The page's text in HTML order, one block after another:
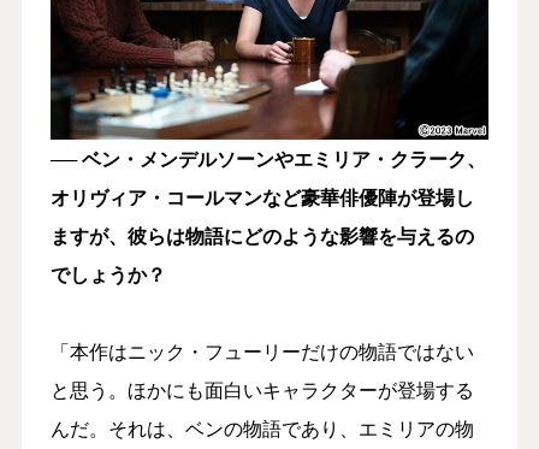
── ベン・メンデルソーンやエミリア・クラーク、
オリヴィア・コールマンなど豪華俳優陣が登場し
ますが、彼らは物語にどのような影響を与えるの
でしょうか？
「本作はニック・フューリーだけの物語ではない
と思う。ほかにも面白いキャラクターが登場する
んだ。それは、ベンの物語であり、エミリアの物